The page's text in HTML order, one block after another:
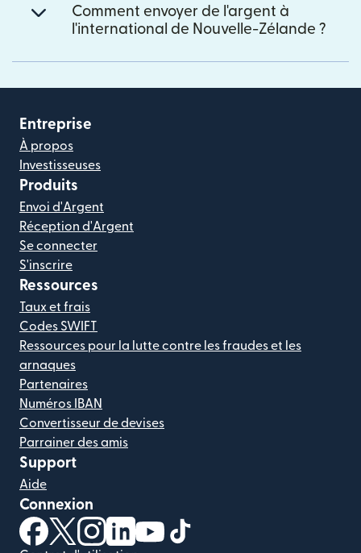
Comment envoyer de l'argent à
l'international de Nouvelle-Zélande ?
Entreprise
À propos
Investisseuses
Produits
Envoi d'Argent
Réception d'Argent
Se connecter
S'inscrire
Ressources
Taux et frais
Codes SWIFT
Ressources pour la lutte contre les fraudes et les
arnaques
Partenaires
Numéros IBAN
Convertisseur de devises
Parrainer des amis
Support
Aide
Connexion
(s'ouvre dans une nouvelle fenêtre)
(s'ouvre dans une nouvelle fenêtre)
(s'ouvre dans une nouvelle fenêtre)
(s'ouvre dans une nouvelle fenêtre)
(s'ouvre dans une nouvelle